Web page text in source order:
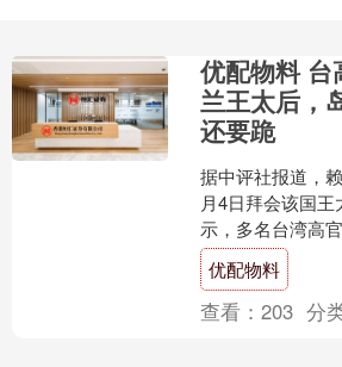
优配物料 台
兰王太后，
还要跪
据中评社报道，
月4日拜会该国
示，多名台湾高
后跟前半跪献礼
在评论节目中提出
优配物料
查看：203 分